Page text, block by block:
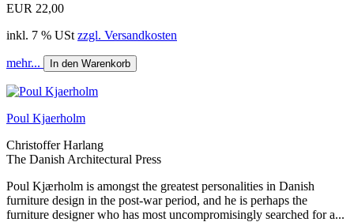
EUR 22,00
inkl. 7 % USt zzgl. Versandkosten
mehr... In den Warenkorb
Poul Kjaerholm
Christoffer Harlang
The Danish Architectural Press
Poul Kjærholm is amongst the greatest personalities in Danish
furniture design in the post-war period, and he is perhaps the
furniture designer who has most uncompromisingly searched for a...